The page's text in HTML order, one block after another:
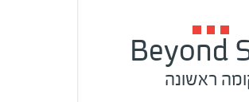
Beyond
ראשונה